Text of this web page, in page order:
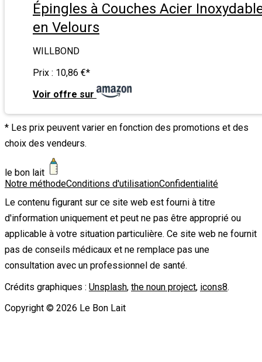
Épingles à Couches Acier
en Velours
WILLBOND
Prix : 10,86 €*
Voir offre sur
* Les prix peuvent varier en fonction des promotions et des
choix des vendeurs.
le bon lait
Notre méthodeConditions d'utilisationConfidentialité
Le contenu figurant sur ce site web est fourni à titre
d'information uniquement et peut ne pas être approprié ou
applicable à votre situation particulière. Ce site web ne fournit
pas de conseils médicaux et ne remplace pas une
consultation avec un professionnel de santé.
Crédits graphiques : Unsplash, the noun project, icons8.
Copyright © 2026 Le Bon Lait